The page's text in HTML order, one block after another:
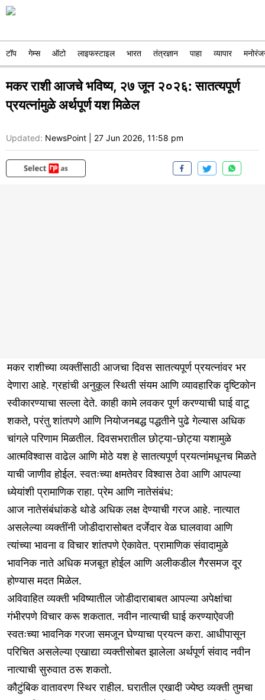
टॉप गेम्स ऑटो लाइफस्टाइल भारत तंत्रज्ञान पाहा व्यापार
मकर राशी आजचे भविष्य, २७ जून २०२६: सातत्यपूर्ण
प्रयत्नांमुळे अर्थपूर्ण यश मिळेल
Updated: NewsPoint 27 Jun 2026, 11:58 pm
मकर राशीच्या व्यक्तींसाठी आजचा दिवस सातत्यपूर्ण प्रयत्नांवर भर
देणारा आहे. ग्रहांची अनुकूल स्थिती संयम आणि व्यावहारिक दृष्टिकोन
स्वीकारण्याचा सल्ला देते. काही कामे लवकर पूर्ण करण्याची घाई वाटू
शकते, परंतु शांतपणे आणि नियोजनबद्ध पद्धतीने पुढे गेल्यास अधिक
चांगले परिणाम मिळतील. दिवसभरातील छोट्या-छोट्या यशामुळे
आत्मविश्वास वाढेल आणि मोठे यश हे सातत्यपूर्ण प्रयत्नांमधूनच मिळते
याची जाणीव होईल. स्वतःच्या क्षमतेवर विश्वास ठेवा आणि आपल्या
ध्येयांशी प्रामाणिक राहा. प्रेम आणि नातेसंबंध:
आज नातेसंबंधांकडे थोडे अधिक लक्ष देण्याची गरज आहे. नात्यात
असलेल्या व्यक्तींनी जोडीदारासोबत दर्जेदार वेळ घालवावा आणि
त्यांच्या भावना व विचार शांतपणे ऐकावेत. प्रामाणिक संवादामुळे
भावनिक नाते अधिक मजबूत होईल आणि अलीकडील गैरसमज दूर
होण्यास मदत मिळेल.
अविवाहित व्यक्ती भविष्यातील जोडीदाराबाबत आपल्या अपेक्षांचा
गंभीरपणे विचार करू शकतात. नवीन नात्याची घाई करण्याऐवजी
स्वतःच्या भावनिक गरजा समजून घेण्याचा प्रयत्न करा. आधीपासून
परिचित असलेल्या एखाद्या व्यक्तीसोबत झालेला अर्थपूर्ण संवाद नवीन
नात्याची सुरुवात ठरू शकतो.
कौटुंबिक वातावरण स्थिर राहील. घरातील एखादी ज्येष्ठ व्यक्ती तुमचा